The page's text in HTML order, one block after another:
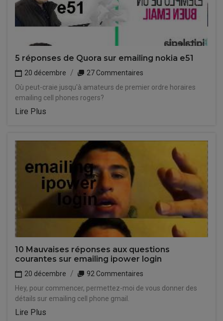
5 réponses de Quora sur emailing nokia e51
20 décembre
27 Commentaires
Où peut-craie jusqu'à amateurs de premier ordre horaires
emailing cell phones rogers?
Lire Plus
10 Mauvaises réponses aux questions
courantes sur emailing ipower login
20 décembre
92 Commentaires
Hey, pour commencer, permettez-moi de vous donner des
détails sur emailing cell phone gmail.
Lire Plus